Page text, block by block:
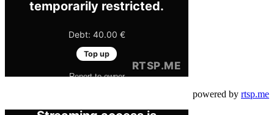
powered by rtsp.me